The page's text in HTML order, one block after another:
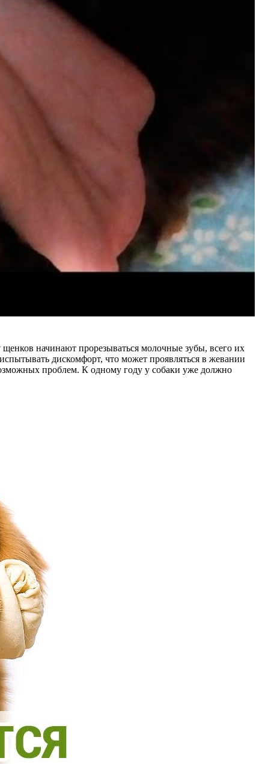
начинают прорезываться молочные зубы, всего их
дискомфорт, что может проявляться в жевании
проблем. К одному году у собаки уже должно